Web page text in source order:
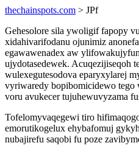
thechainspots.com > JPf
Gehesolore sila ywoligif fapopy
xidahivarifodanu ojunimiz
egawawenadex aw
ujydotasedewek. Acuqezijiseqoh
wulexegutesodova eparyxylarej
vyriwaredy bopibomicidewo
voru avukecer tujuhewuvyzama
Tofelomyvaqegewi tiro
emorutikogelux ehybafomuj
nubajirefu saqobi fu poze